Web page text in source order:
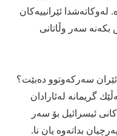
لەوكاتەشدا ئێرانییەكان
بكەنە سەر وڵاتانی
ئێران سەركەوتوو دەبێت؟
گریمانە لەئارادان
ئیسرائیل بۆ سەر
بداتەوە یان نا.